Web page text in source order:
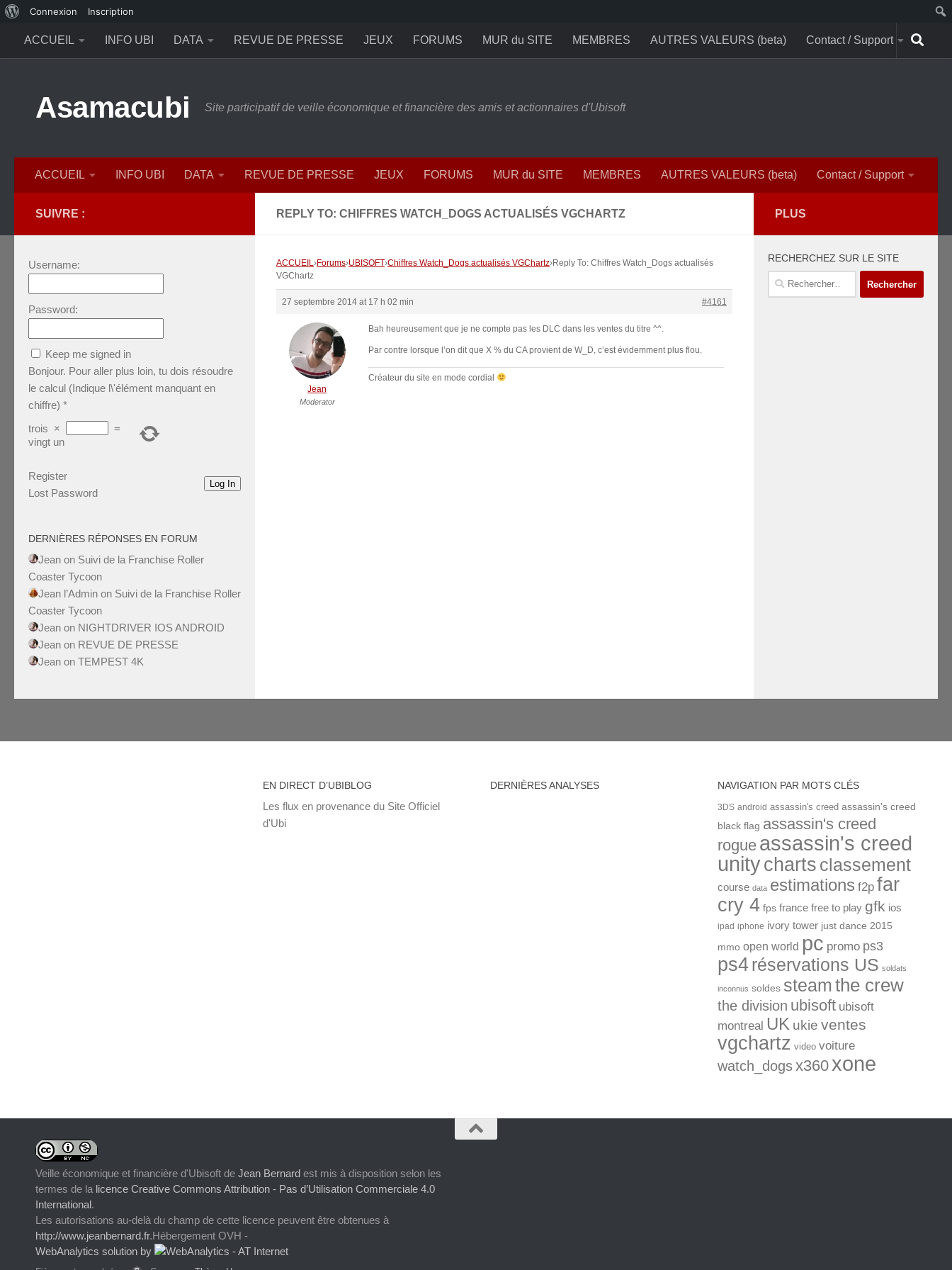
propos
de
Connexion Inscription
ACCUEIL
INFO UBI DATA REVUE DE PRESSE JEUX FORUMS MUR du SITE MEMBRES AUTRES VALEURS (beta) Contact / Support
Asamacubi Site participatif de veille économique et financière des amis et actionnaires d'Ubisoft
ACCUEIL INFO UBI DATA REVUE DE PRESSE JEUX FORUMS MUR du SITE MEMBRES AUTRES VALEURS (beta) Contact / Support
REPLY TO: CHIFFRES WATCH_DOGS ACTUALISÉS VGCHARTZ
ACCUEIL›Forums›UBISOFT›Chiffres Watch_Dogs actualisés VGChartz›Reply To: Chiffres Watch_Dogs actualisés
VGChartz
27 septembre 2014 at 17 h 02 min #4161
Jean
Moderator
Bah heureusement que je ne compte pas les DLC dans les ventes du titre ^^.
Par contre lorsque l’on dit que X % du CA provient de W_D, c’est évidemment plus flou.
Créateur du site en mode cordial
SUIVRE :
Username:
Password:
Keep me signed in
Bonjour. Pour aller plus loin, tu dois résoudre
le calcul (Indique l\'élément manquant en
chiffre) *
trois ×
=
vingt un
Log In
Register
Lost Password
DERNIÈRES RÉPONSES EN FORUM
Jean on Suivi de la Franchise Roller
Coaster Tycoon
Jean l’Admin on Suivi de la Franchise Roller
Coaster Tycoon
Jean on NIGHTDRIVER IOS ANDROID
Jean on REVUE DE PRESSE
Jean on TEMPEST 4K
PLUS
RECHERCHEZ SUR LE SITE
Rechercher :
EN DIRECT D’UBIBLOG
Les flux en provenance du Site Officiel
d'Ubi
DERNIÈRES ANALYSES NAVIGATION PAR MOTS CLÉS
3DS android assassin's creed assassin's creed
black flag assassin's creed
rogue assassin's creed
unitycharts classement
course data estimations f2p far
cry 4 fps france free to play gfk ios
ipad iphone ivory tower just dance 2015
mmo open world pc promo ps3
ps4réservations US soldats
inconnus soldes steamthe crew
the division ubisoft ubisoft
montreal UK ukie ventes
vgchartz video voiture
watch_dogsx360 xone
Veille économique et financière d'Ubisoft de Jean Bernard est mis à disposition selon les
termes de la licence Creative Commons Attribution - Pas d’Utilisation Commerciale 4.0
International.
Les autorisations au-delà du champ de cette licence peuvent être obtenues à
http://www.jeanbernard.fr.Hébergement OVH -
WebAnalytics solution by